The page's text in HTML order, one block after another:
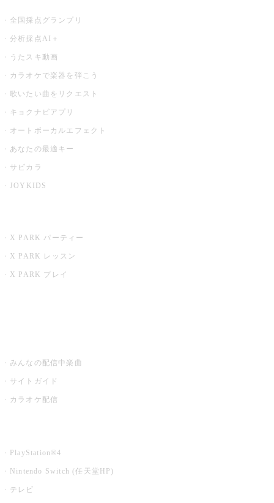
全国採点グランプリ
分析採点AI＋
うたスキ動画
カラオケで楽器を弾こう
歌いたい曲をリクエスト
キョクナビアプリ
オートボーカルエフェクト
あなたの最適キー
サビカラ
JOYKIDS
X PARK パーティー
X PARK レッスン
X PARK プレイ
みんなの配信中楽曲
サイトガイド
カラオケ配信
PlayStation®4
Nintendo Switch (任天堂HP)
テレビ